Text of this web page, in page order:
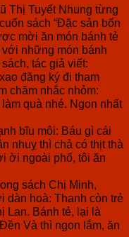
Thị Tuyết Nhung từng
sách “Đặc sản bốn
mời ăn món bánh tẻ
những món bánh
tác giả viết:
đăng ký đi tham
chăm nhắc nhỏm:
quà nhé. Ngon nhất
bĩu môi: Báu gì cái
nhuỵ thì chả có thịt thà
ời ngoài phố, tôi ăn
sách Chị Minh,
dàn hoà: Thanh còn trẻ
Lan. Bánh tẻ, lại là
Và thì ngon lắm, ăn